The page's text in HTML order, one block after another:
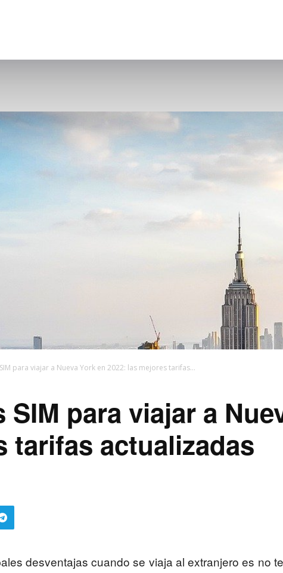
para viajar a Nueva York en 2022: las mejores tarifas...
SIM para viajar a
tarifas actualizadas
desventajas cuando se viaja al extranjero es no